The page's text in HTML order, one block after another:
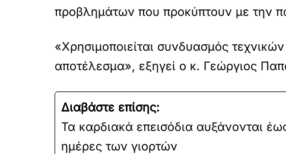
προβλημάτων που προκύπτουν με την
«Χρησιμοποιείται συνδυασμός
αποτέλεσμα», εξηγεί ο κ. Γεώργιος
Διαβάστε επίσης:
Τα καρδιακά επεισόδια αυξάνονται
ημέρες των γιορτών